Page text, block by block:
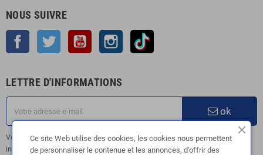
NOUS SUIVRE
Facebook Twitter YouTube Instagram
LETTRE D'INFORMATIONS
ok
Vous pouvez vous désinscrire à tout moment. Vous trouverez pour cela nos
informations de contact dans les conditions d'utilisation du site.
Ce site Web utilise des cookies, les cookies nous permettent
de personnaliser le contenue et les annonces, d’offrir des